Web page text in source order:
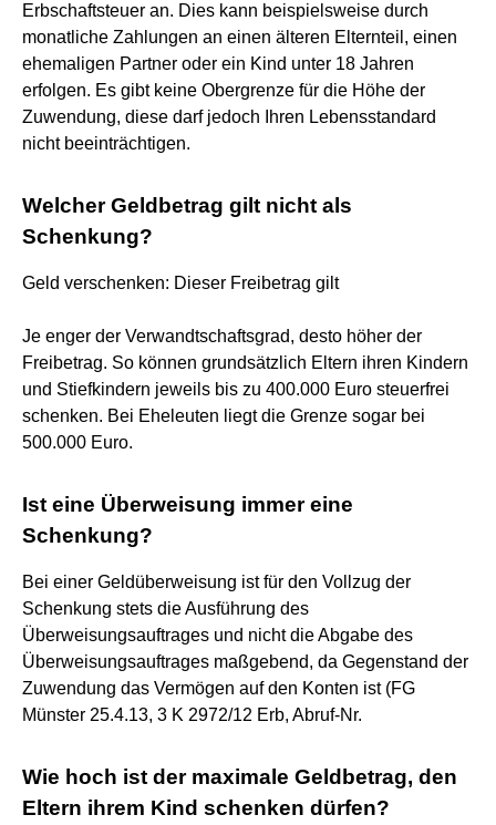
Erbschaftsteuer an. Dies kann beispielsweise durch
monatliche Zahlungen an einen älteren Elternteil, einen
ehemaligen Partner oder ein Kind unter 18 Jahren
erfolgen. Es gibt keine Obergrenze für die Höhe der
Zuwendung, diese darf jedoch Ihren Lebensstandard
nicht beeinträchtigen.
Welcher Geldbetrag gilt nicht als
Schenkung?
Geld verschenken: Dieser Freibetrag gilt
Je enger der Verwandtschaftsgrad, desto höher der
Freibetrag. So können grundsätzlich Eltern ihren Kindern
und Stiefkindern jeweils bis zu 400.000 Euro steuerfrei
schenken. Bei Eheleuten liegt die Grenze sogar bei
500.000 Euro.
Ist eine Überweisung immer eine
Schenkung?
Bei einer Geldüberweisung ist für den Vollzug der
Schenkung stets die Ausführung des
Überweisungsauftrages und nicht die Abgabe des
Überweisungsauftrages maßgebend, da Gegenstand der
Zuwendung das Vermögen auf den Konten ist (FG
Münster 25.4.13, 3 K 2972/12 Erb, Abruf-Nr.
Wie hoch ist der maximale Geldbetrag, den
Eltern ihrem Kind schenken dürfen?